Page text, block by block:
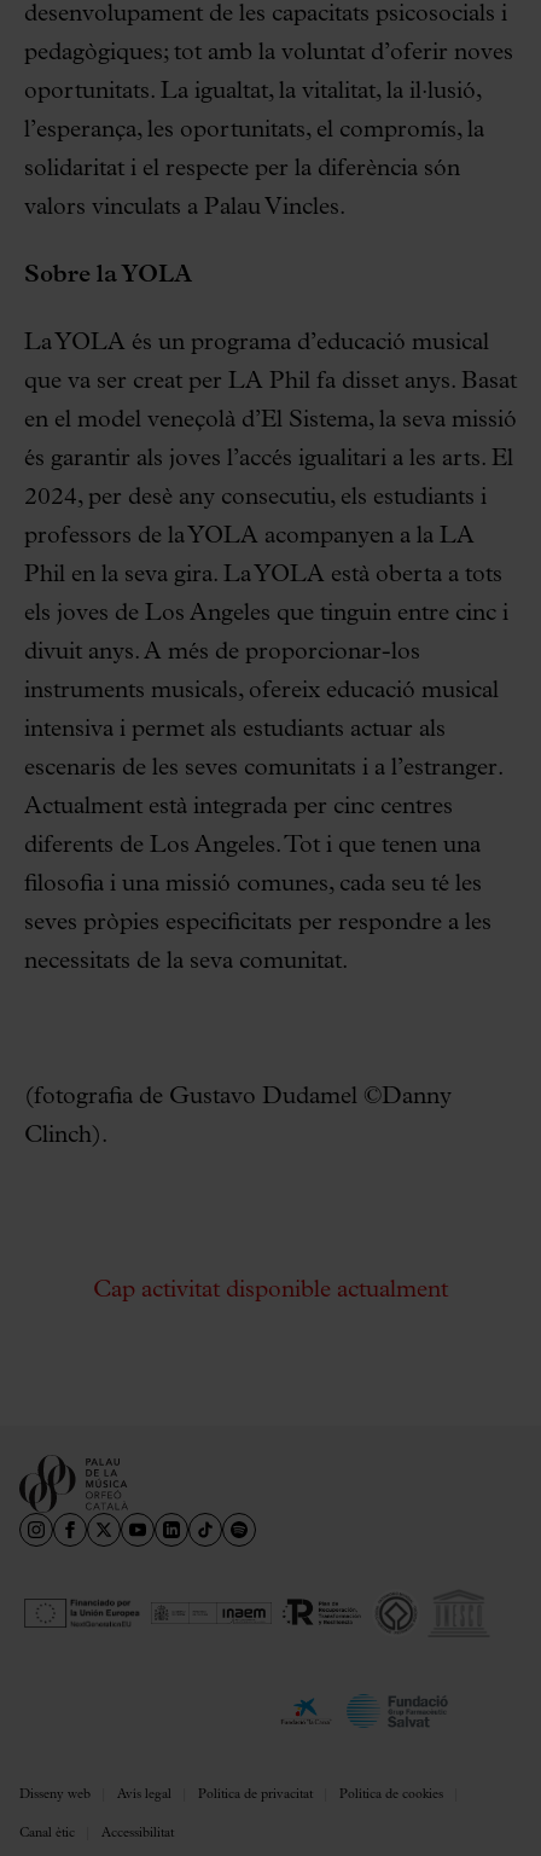
desenvolupament de les capacitats psicosocials i
pedagògiques; tot amb la voluntat d’oferir noves
oportunitats. La igualtat, la vitalitat, la il·lusió,
l’esperança, les oportunitats, el compromís, la
solidaritat i el respecte per la diferència són
valors vinculats a Palau Vincles.
Sobre la YOLA
La YOLA és un programa d’educació musical
que va ser creat per LA Phil fa disset anys. Basat
en el model veneçolà d’El Sistema, la seva missió
és garantir als joves l’accés igualitari a les arts. El
2024, per desè any consecutiu, els estudiants i
professors de la YOLA acompanyen a la LA
Phil en la seva gira. La YOLA està oberta a tots
els joves de Los Angeles que tinguin entre cinc i
divuit anys. A més de proporcionar-los
instruments musicals, ofereix educació musical
intensiva i permet als estudiants actuar als
escenaris de les seves comunitats i a l’estranger.
Actualment està integrada per cinc centres
diferents de Los Angeles. Tot i que tenen una
filosofia i una missió comunes, cada seu té les
seves pròpies especificitats per respondre a les
necessitats de la seva comunitat.
(fotografia de Gustavo Dudamel ©Danny
Clinch).
Cap activitat disponible actualment
Disseny web Avís legal Política de privacitat Política de cookies
Canal ètic Accessibilitat